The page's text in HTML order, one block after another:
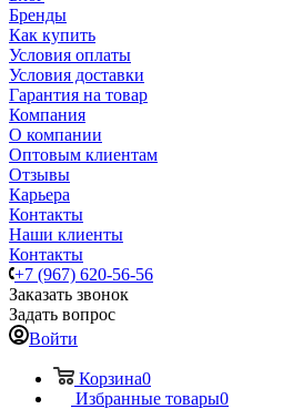
Бренды
Как купить
Условия оплаты
Условия доставки
Гарантия на товар
Компания
О компании
Оптовым клиентам
Отзывы
Карьера
Контакты
Наши клиенты
Контакты
+7 (967) 620-56-56
Заказать звонок
Задать вопрос
Войти
Корзина0
Избранные товары0